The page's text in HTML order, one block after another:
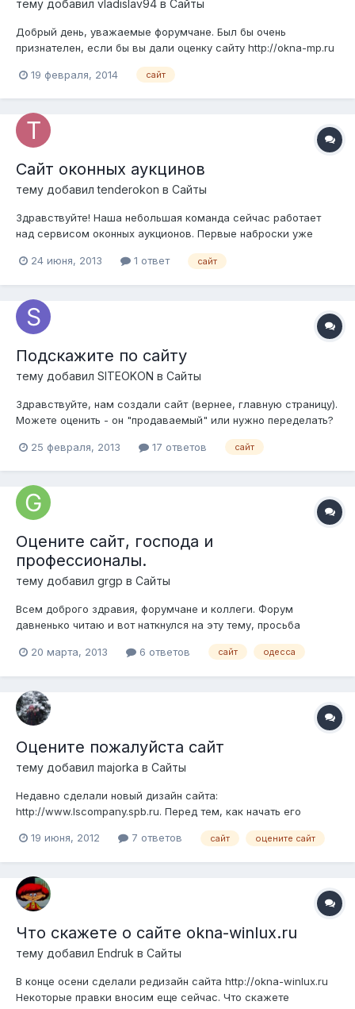
тему добавил vladislav94 в Сайты
Добрый день, уважаемые форумчане. Был бы очень
признателен, если бы вы дали оценку сайту http://okna-mp.ru
исправить?
19 февраля, 2014 сайт
Сайт оконных аукцинов
тему добавилtenderokon в Сайты
Здравствуйте! Наша небольшая команда сейчас работает
над сервисом оконных аукционов. Первые наброски уже
http://tenderokon.ru/ Как работает сервис можно почитать тут:
Зарегистрир...
24 июня, 2013 1 ответ сайт
Подскажите по сайту
тему добавил SITEOKON в Сайты
Здравствуйте, нам создали сайт (вернее, главную страницу).
Можете оценить - он "продаваемый" или нужно переделать?
25 февраля, 2013
17 ответов сайт
Оцените сайт, господа и
профессионалы.
тему добавил grgp в Сайты
Всем доброго здравия, форумчане и коллеги. Форум
давненько читаю и вот наткнулся на эту тему, просьба
запущен в мир, но есть много споров и вопросов по многим
рынок отстает в развитии, а хочет...
20 марта, 2013 6 ответов сайт одесса
Оцените пожалуйста сайт
тему добавил majorka в Сайты
Недавно сделали новый дизайн сайта:
http://www.lscompany.spb.ru. Перед тем, как начать его
юзабилити. Буду благодарна каждому мнению
19 июня, 2012 7 ответов сайт оцените сайт
Что скажете о сайте okna-winlux.ru
тему добавил Endruk в Сайты
В конце осени сделали редизайн сайта http://okna-winlux.ru
Некоторые правки вносим еще сейчас. Что скажете